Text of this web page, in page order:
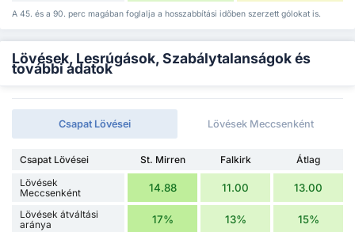
A 45. és a 90. perc magában foglalja a hosszabbítási időben szerzett gólokat is.
Lövések, Lesrúgások, Szabálytalanságok és
további adatok
Csapat Lövései Lövések Meccsenként
Csapat Lövései St. Mirren Falkirk
Átlag
Lövések
Meccsenként
14.88 11.00 13.00
Lövések átváltási
aránya
17% 13% 15%